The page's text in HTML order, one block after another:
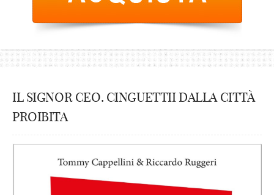
IL SIGNOR CEO. CINGUETTII DALLA CITTÀ
PROIBITA